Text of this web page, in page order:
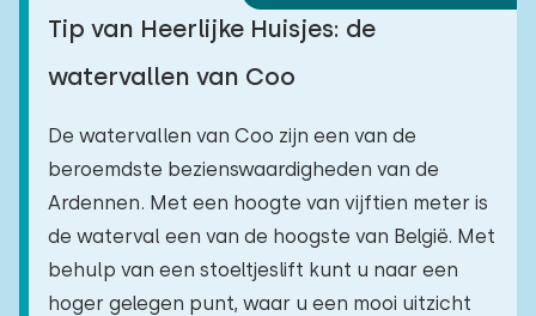
Tip van Heerlijke Huisjes: de
watervallen van Coo
De watervallen van Coo zijn een van de
beroemdste bezienswaardigheden van de
Ardennen. Met een hoogte van vijftien meter is
de waterval een van de hoogste van België. Met
behulp van een stoeltjeslift kunt u naar een
hoger gelegen punt, waar u een mooi uitzicht